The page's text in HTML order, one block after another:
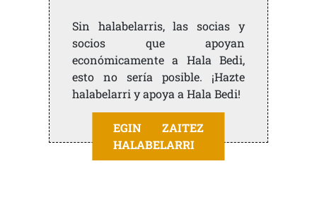
Sin halabelarris, las socias y
socios que apoyan
económicamente a Hala Bedi,
esto no sería posible. ¡Hazte
halabelarri y apoya a Hala Bedi!
EGIN ZAITEZ
HALABELARRI